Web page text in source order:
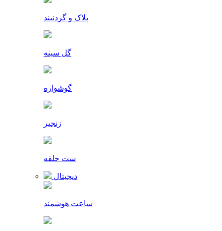
پلاک و گردنبند
گل سینه
گوشواره
زنجیر
ست حلقه
دیجیتال
ساعت هوشمند